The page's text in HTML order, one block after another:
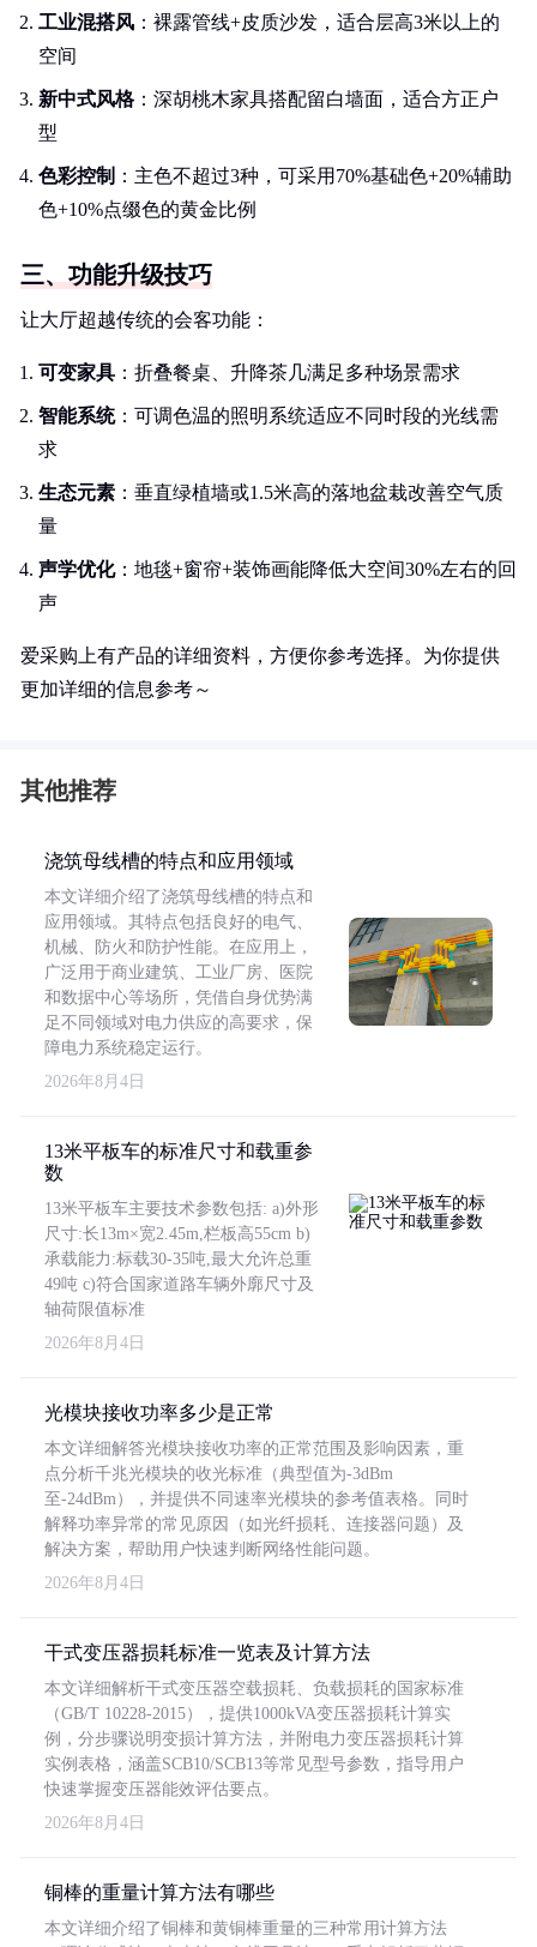
工业混搭风 ：裸露管线+皮质沙发，适合层高3米以上的
空间
新中式风格：深胡桃木家具搭配留白墙面，适合方正户
型
色彩控制 ：主色不超过3种，可采用70%基础色+20%辅助
色+10%点缀色的黄金比例
三、功能升级技巧
让大厅超越传统的会客功能：
可变家具 ：折叠餐桌、升降茶几满足多种场景需求
智能系统：可调色温的照明系统适应不同时段的光线需
求
生态元素 ：垂直绿植墙或1.5米高的落地盆栽改善空气质
量
声学优化：地毯+窗帘+装饰画能降低大空间30%左右的回
声
爱采购上有产品的详细资料，方便你参考选择。为你提供
更加详细的信息参考～
其他推荐
浇筑母线槽的特点和应用领域
本文详细介绍了浇筑母线槽的特点和
应用领域。其特点包括良好的电气、
机械、防火和防护性能。在应用上，
广泛用于商业建筑、工业厂房、医院
和数据中心等场所，凭借自身优势满
足不同领域对电力供应的高要求，保
障电力系统稳定运行。
2026年8月4日
13米平板车的标准尺寸和载重参
数
13米平板车主要技术参数包括: a)外形
尺寸:长13m×宽2.45m,栏板高55cm b)
承载能力:标载30-35吨,最大允许总重
49吨 c)符合国家道路车辆外廓尺寸及
轴荷限值标准
2026年8月4日
光模块接收功率多少是正常
本文详细解答光模块接收功率的正常范围及影响因素，重
点分析千兆光模块的收光标准（典型值为-3dBm
至-24dBm），并提供不同速率光模块的参考值表格。同时
解释功率异常的常见原因（如光纤损耗、连接器问题）及
解决方案，帮助用户快速判断网络性能问题。
2026年8月4日
干式变压器损耗标准一览表及计算方法
本文详细解析干式变压器空载损耗、负载损耗的国家标准
（GB/T 10228-2015），提供1000kVA变压器损耗计算实
例，分步骤说明变损计算方法，并附电力变压器损耗计算
实例表格，涵盖SCB10/SCB13等常见型号参数，指导用户
快速掌握变压器能效评估要点。
2026年8月4日
铜棒的重量计算方法有哪些
本文详细介绍了铜棒和黄铜棒重量的三种常用计算方法